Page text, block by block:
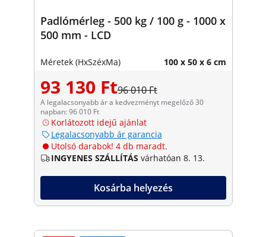
Padlómérleg - 500 kg / 100 g - 1000 x
500 mm - LCD
Méretek (HxSzéxMa) 100 x 50 x 6 cm
93 130 Ft96 010 Ft
A legalacsonyabb ár a kedvezményt megelőző 30
napban: 96 010 Ft
Korlátozott idejű ajánlat
Legalacsonyabb ár garancia
Utolsó darabok! 4 db maradt.
INGYENES SZÁLLÍTÁS várhatóan 8. 13.
Kosárba helyezés